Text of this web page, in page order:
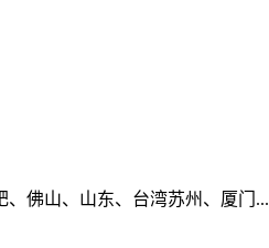
佛山、山东、台湾苏州、厦门...